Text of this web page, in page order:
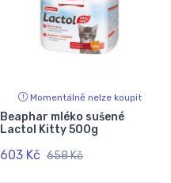
Momentálně nelze koupit
Beaphar mléko sušené
Lactol Kitty 500g
603 Kč 658 Kč